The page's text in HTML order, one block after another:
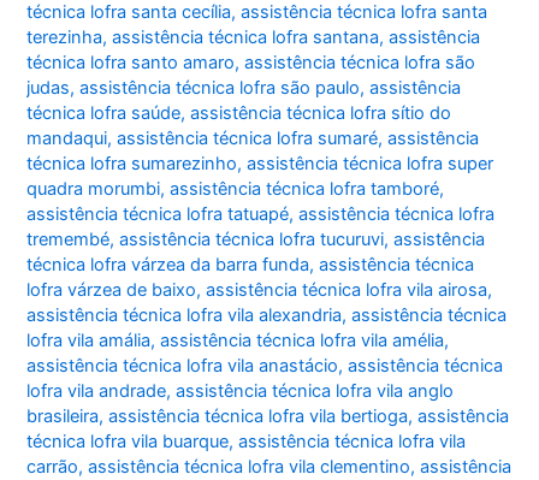
técnica lofra santa cecília,assistência técnica lofra santa
terezinha,assistência técnica lofra santana,assistência
técnica lofra santo amaro,assistência técnica lofra são
judas,assistência técnica lofra são paulo,assistência
técnica lofra saúde,assistência técnica lofra sítio do
mandaqui,assistência técnica lofra sumaré,assistência
técnica lofra sumarezinho,assistência técnica lofra super
quadra morumbi,assistência técnica lofra tamboré,
assistência técnica lofra tatuapé,assistência técnica lofra
tremembé,assistência técnica lofra tucuruvi,assistência
técnica lofra várzea da barra funda,assistência técnica
lofra várzea de baixo,assistência técnica lofra vila airosa,
assistência técnica lofra vila alexandria,assistência técnica
lofra vila amália,assistência técnica lofra vila amélia,
assistência técnica lofra vila anastácio,assistência técnica
lofra vila andrade,assistência técnica lofra vila anglo
brasileira,assistência técnica lofra vila bertioga,assistência
técnica lofra vila buarque,assistência técnica lofra vila
carrão,assistência técnica lofra vila clementino,assistência